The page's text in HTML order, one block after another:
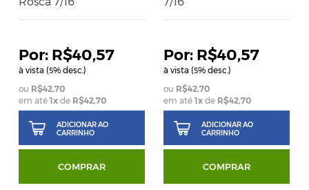
R$40,57
à vista (5% desc.)
R$42,70
em até1x de R$42,70
ADICIONAR AO
CARRINHO
COMPRAR
R$40,57
à vista (5% desc.)
R$42,70
em até 1xde R$42,70
ADICIONAR AO
CARRINHO
COMPRAR